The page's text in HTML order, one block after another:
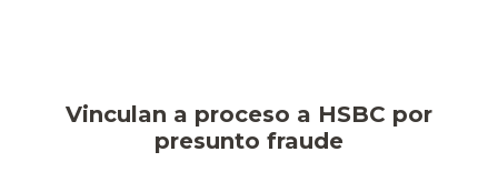
Vinculan a proceso a HSBC por
presunto fraude